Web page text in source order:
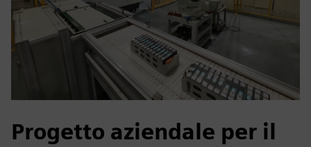
Progetto aziendale per il